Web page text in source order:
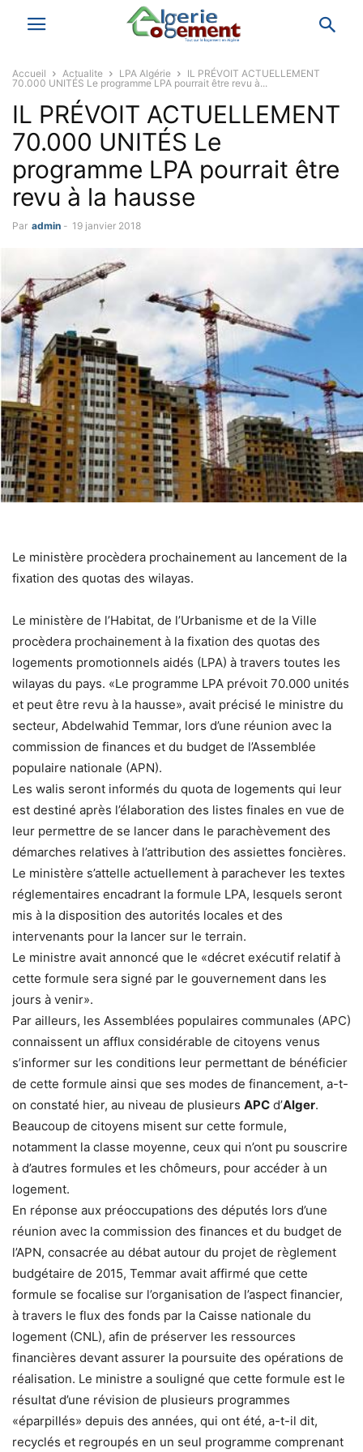
Accueil Actualite LPA Algérie
IL PRÉVOIT ACTUELLEMENT
70.000 UNITÉS Le programme LPA pourrait être revu à...
IL PRÉVOIT ACTUELLEMENT
70.000 UNITÉS Le
programme LPA pourrait être
revu à la hausse
Par admin - 19 janvier 2018
Le ministère procèdera prochainement au lancement de la
fixation des quotas des wilayas.
Le ministère de l’Habitat, de l’Urbanisme et de la Ville
procèdera prochainement à la fixation des quotas des
logements promotionnels aidés (LPA) à travers toutes les
wilayas du pays. «Le programme LPA prévoit 70.000 unités
et peut être revu à la hausse», avait précisé le ministre du
secteur, Abdelwahid Temmar, lors d’une réunion avec la
commission de finances et du budget de l’Assemblée
populaire nationale (APN).
Les walis seront informés du quota de logements qui leur
est destiné après l’élaboration des listes finales en vue de
leur permettre de se lancer dans le parachèvement des
démarches relatives à l’attribution des assiettes foncières.
Le ministère s’attelle actuellement à parachever les textes
réglementaires encadrant la formule LPA, lesquels seront
mis à la disposition des autorités locales et des
intervenants pour la lancer sur le terrain.
Le ministre avait annoncé que le «décret exécutif relatif à
cette formule sera signé par le gouvernement dans les
jours à venir».
Par ailleurs, les Assemblées populaires communales (APC)
connaissent un afflux considérable de citoyens venus
s’informer sur les conditions leur permettant de bénéficier
de cette formule ainsi que ses modes de financement, a-t-
on constaté hier, au niveau de plusieurs APC d’Alger.
Beaucoup de citoyens misent sur cette formule,
notamment la classe moyenne, ceux qui n’ont pu souscrire
à d’autres formules et les chômeurs, pour accéder à un
logement.
En réponse aux préoccupations des députés lors d’une
réunion avec la commission des finances et du budget de
l’APN, consacrée au débat autour du projet de règlement
budgétaire de 2015, Temmar avait affirmé que cette
formule se focalise sur l’organisation de l’aspect financier,
à travers le flux des fonds par la Caisse nationale du
logement (CNL), afin de préserver les ressources
financières devant assurer la poursuite des opérations de
réalisation. Le ministre a souligné que cette formule est le
résultat d’une révision de plusieurs programmes
«éparpillés» depuis des années, qui ont été, a-t-il dit,
recyclés et regroupés en un seul programme comprenant